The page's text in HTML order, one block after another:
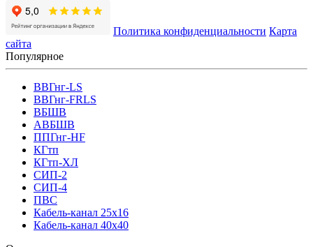
Политика конфиденциальности Карта
сайта
Популярное
ВВГнг-LS
ВВГнг-FRLS
ВБШВ
АВБШВ
ППГнг-HF
КГтп
КГтп-ХЛ
СИП-2
СИП-4
ПВС
Кабель-канал 25х16
Кабель-канал 40х40